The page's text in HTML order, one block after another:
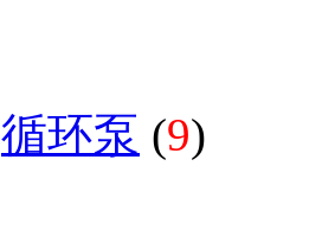
循环泵 (9)